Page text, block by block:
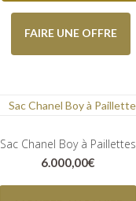
FAIRE UNE OFFRE
Sac Chanel Boy à Paillettes
6.000,00€